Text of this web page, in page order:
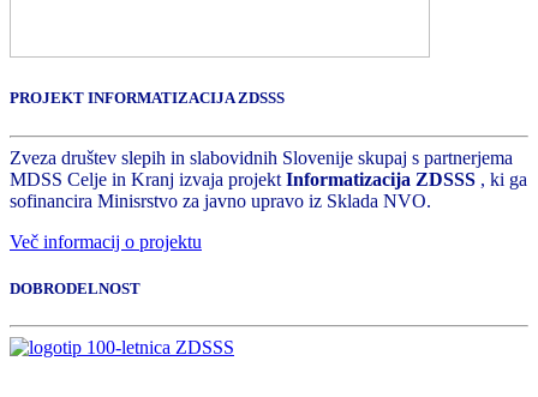
PROJEKT INFORMATIZACIJA ZDSSS
Zveza društev slepih in slabovidnih Slovenije skupaj s partnerjema
MDSS Celje in Kranj izvaja projekt Informatizacija ZDSSS , ki ga
sofinancira Minisrstvo za javno upravo iz Sklada NVO.
Več informacij o projektu
DOBRODELNOST